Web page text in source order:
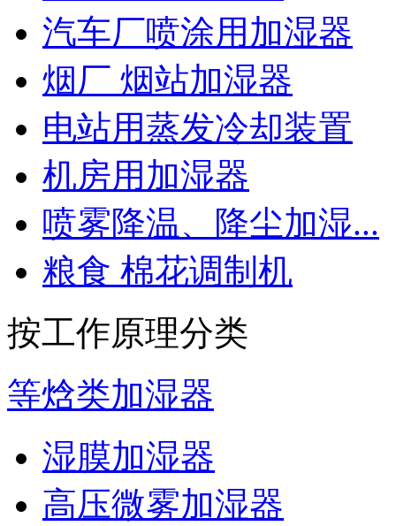
汽车厂喷涂用加湿器
烟厂 烟站加湿器
电站用蒸发冷却装置
机房用加湿器
喷雾降温、降尘加湿...
粮食 棉花调制机
按工作原理分类
等焓类加湿器
湿膜加湿器
高压微雾加湿器